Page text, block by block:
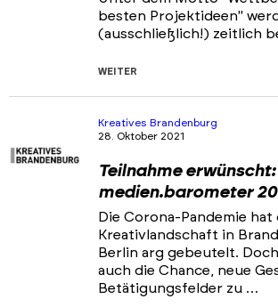
besten Projektideen"
(ausschließlich!) zeitlich
WEITER
Kreatives Brandenburg
28. Oktober 2021
Teilnahme erwünscht:
medien.barometer
Die Corona-Pandemie
Kreativlandschaft in
Berlin arg gebeutelt.
auch die Chance, neue
Betätigungsfelder zu …